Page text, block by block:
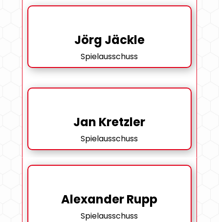
Jörg Jäckle
Spielausschuss
Jan Kretzler
Spielausschuss
Alexander Rupp
Spielausschuss